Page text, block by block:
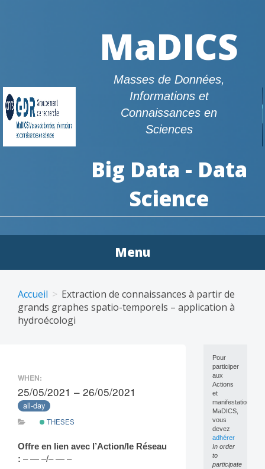
MaDICS
Masses de Données,
Informations et
Connaissances en
Sciences
Big Data - Data
Science
Menu
content
Accueil
Extraction de connaissances à partir de
grands graphes spatio-temporels – application à
hydroécologi
WHEN:
25/05/2021 – 26/05/2021
all-day
THESES
Offre en lien avec l’Action/le Réseau
: – — –/– — –
Pour
participer
aux
Actions
et
manifestations
MaDICS,
vous
devez
adhérer
In order
to
participate